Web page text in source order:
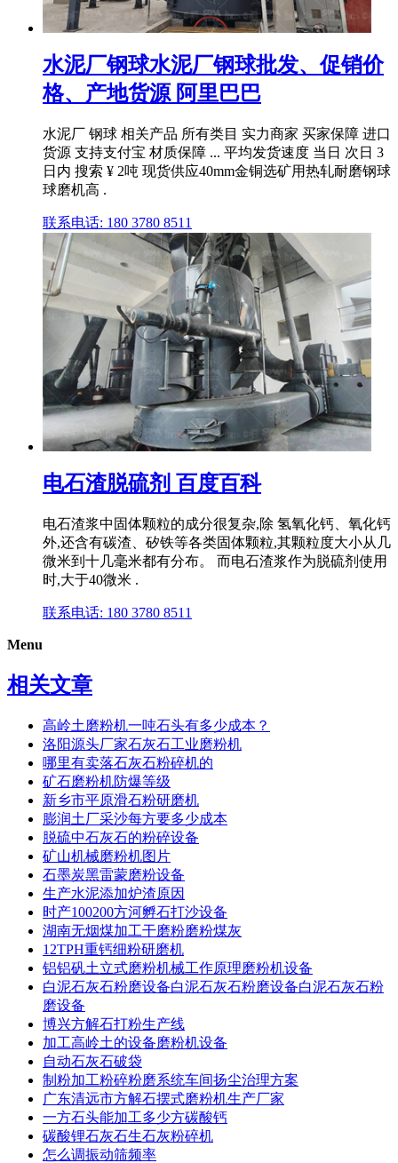
水泥厂钢球水泥厂钢球批发、促销价
格、产地货源 阿里巴巴
水泥厂 钢球 相关产品 所有类目 实力商家 买家保障 进口
货源 支持支付宝 材质保障 ... 平均发货速度 当日 次日 3
日内 搜索 ¥ 2吨 现货供应40mm金铜选矿用热轧耐磨钢球
球磨机高 .
联系电话: 180 3780 8511
电石渣脱硫剂 百度百科
电石渣浆中固体颗粒的成分很复杂,除 氢氧化钙、氧化钙
外,还含有碳渣、矽铁等各类固体颗粒,其颗粒度大小从几
微米到十几毫米都有分布。 而电石渣浆作为脱硫剂使用
时,大于40微米 .
联系电话: 180 3780 8511
Menu
相关文章
高岭土磨粉机一吨石头有多少成本？
洛阳源头厂家石灰石工业磨粉机
哪里有卖落石灰石粉碎机的
矿石磨粉机防爆等级
新乡市平原滑石粉研磨机
膨润土厂采沙每方要多少成本
脱硫中石灰石的粉碎设备
矿山机械磨粉机图片
石墨炭黑雷蒙磨粉设备
生产水泥添加炉渣原因
时产100200方河孵石打沙设备
湖南无烟煤加工干磨粉磨粉煤灰
12TPH重钙细粉研磨机
铝铝矾土立式磨粉机械工作原理磨粉机设备
白泥石灰石粉磨设备白泥石灰石粉磨设备白泥石灰石粉
磨设备
博兴方解石打粉生产线
加工高岭土的设备磨粉机设备
自动石灰石破袋
制粉加工粉碎粉磨系统车间扬尘治理方案
广东清远市方解石摆式磨粉机生产厂家
一方石头能加工多少方碳酸钙
碳酸锂石灰石生石灰粉碎机
怎么调振动筛频率